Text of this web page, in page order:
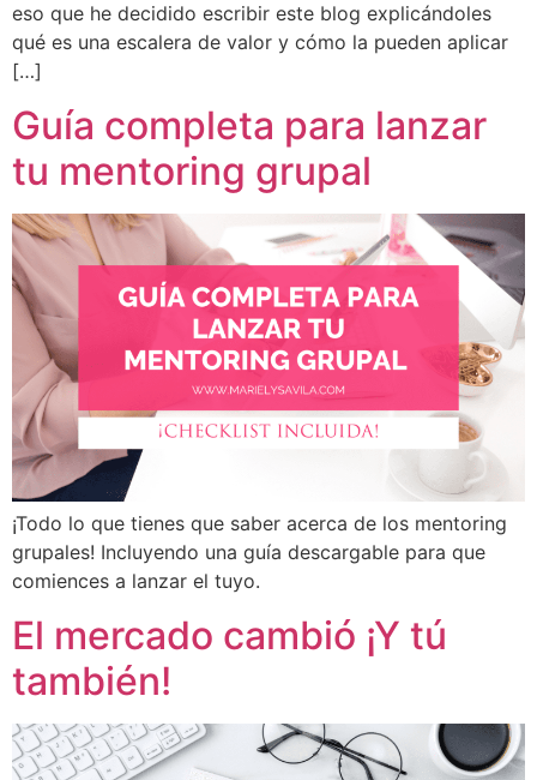
eso que he decidido escribir este blog explicándoles
qué es una escalera de valor y cómo la pueden aplicar
[…]
Guía completa para lanzar
tu mentoring grupal
¡Todo lo que tienes que saber acerca de los mentoring
grupales! Incluyendo una guía descargable para que
comiences a lanzar el tuyo.
El mercado cambió ¡Y tú
también!